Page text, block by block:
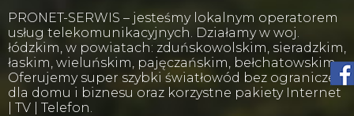
PRONET-SERWIS – jesteśmy lokalnym operatorem
usług telekomunikacyjnych. Działamy w woj.
łódzkim, w powiatach: zduńskowolskim, sieradzkim,
łaskim, wieluńskim, pajęczańskim, bełchatowskim.
Oferujemy super szybki światłowód bez ograniczeń
dla domu i biznesu oraz korzystne pakiety Internet
| TV | Telefon.